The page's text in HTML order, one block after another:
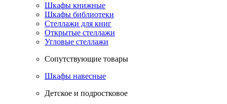
Шкафы книжные
Шкафы библиотеки
Стеллажи для книг
Открытые стеллажи
Угловые стеллажи
Сопутствующие товары
Шкафы навесные
Детское и подростковое